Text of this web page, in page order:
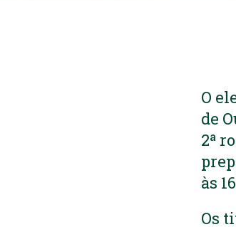
O
de
2ª
às
Os